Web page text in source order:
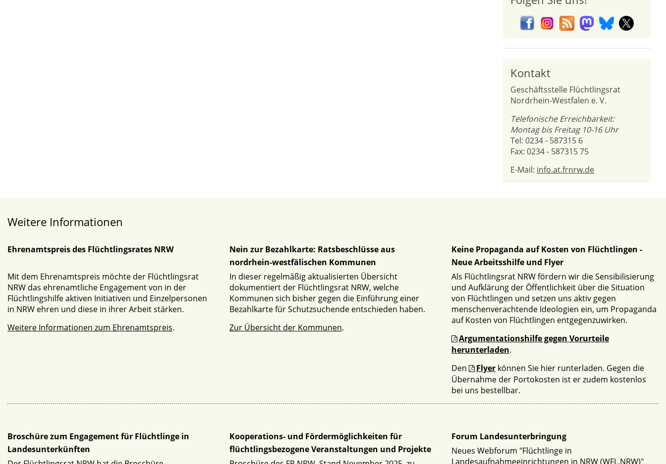
Kontakt
Geschäftsstelle Flüchtlingsrat
Nordrhein-Westfalen e. V.
Telefonische Erreichbarkeit:
Montag bis Freitag 10-16 Uhr
Tel: 0234 - 587315 6
Fax: 0234 - 587315 75
E-Mail: info.at.frnrw.de
Weitere Informationen
Ehrenamtspreis des Flüchtlingsrates NRW
Mit dem Ehrenamtspreis möchte der Flüchtlingsrat
NRW das ehrenamtliche Engagement von in der
Flüchtlingshilfe aktiven Initiativen und Einzelpersonen
in NRW ehren und diese in ihrer Arbeit stärken.
Weitere Informationen zum Ehrenamtspreis.
Nein zur Bezahlkarte: Ratsbeschlüsse aus
nordrhein-westfälischen Kommunen
In dieser regelmäßig aktualisierten Übersicht
dokumentiert der Flüchtlingsrat NRW, welche
Kommunen sich bisher gegen die Einführung einer
Bezahlkarte für Schutzsuchende entschieden haben.
Zur Übersicht der Kommunen.
Keine Propaganda auf Kosten von Flüchtlingen -
Neue Arbeitsshilfe und Flyer
Als Flüchtlingsrat NRW fördern wir die Sensibilisierung
und Aufklärung der Öffentlichkeit über die Situation
von Flüchtlingen und setzen uns aktiv gegen
menschenverachtende Ideologien ein, um Propaganda
auf Kosten von Flüchtlingen entgegenzuwirken.
Argumentationshilfe gegen Vorurteile
herunterladen.
Den
Flyer können Sie hier runterladen. Gegen die
Übernahme der Portokosten ist er zudem kostenlos
bei uns bestellbar.
Broschüre zum Engagement für Flüchtlinge in
Landesunterkünften
Kooperations- und Fördermöglichkeiten für
flüchtlingsbezogene Veranstaltungen und Projekte
Forum Landesunterbringung
Neues Webforum "Flüchtlinge in
Landesaufnahmeeinrichtungen in NRW (WFL.NRW)"